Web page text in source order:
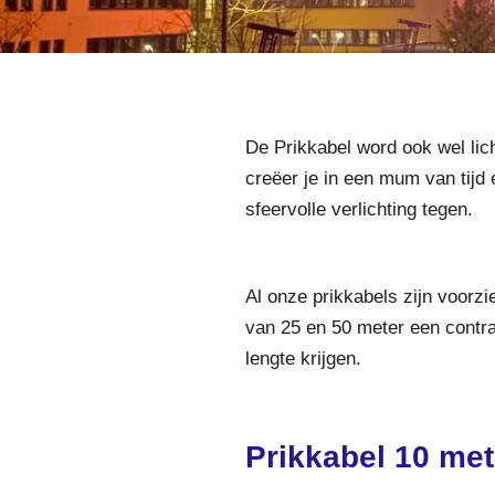
De Prikkabel word ook wel
creëer je in een mum van
sfeervolle verlichting tegen.
Al onze prikkabels zijn
van 25 en 50 meter een
lengte krijgen.
Prikkabel 10